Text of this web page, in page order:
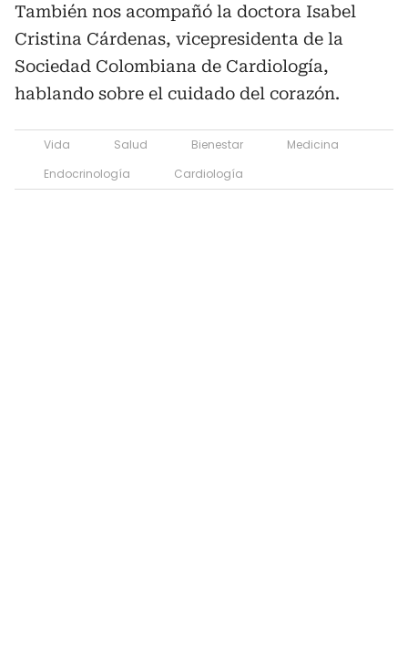
También nos acompañó la doctora Isabel
Cristina Cárdenas, vicepresidenta de la
Sociedad Colombiana de Cardiología,
hablando sobre el cuidado del corazón.
Vida Salud Bienestar
Medicina
Endocrinología
Cardiología